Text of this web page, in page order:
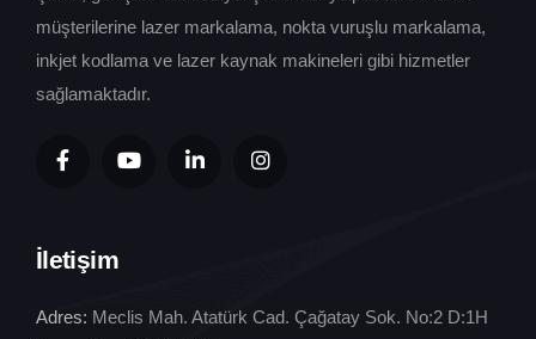
müşterilerine lazer markalama, nokta vuruşlu markalama,
inkjet kodlama ve lazer kaynak makineleri gibi hizmetler
sağlamaktadır.
İletişim
Adres: Meclis Mah. Atatürk Cad. Çağatay Sok. No:2 D:1H